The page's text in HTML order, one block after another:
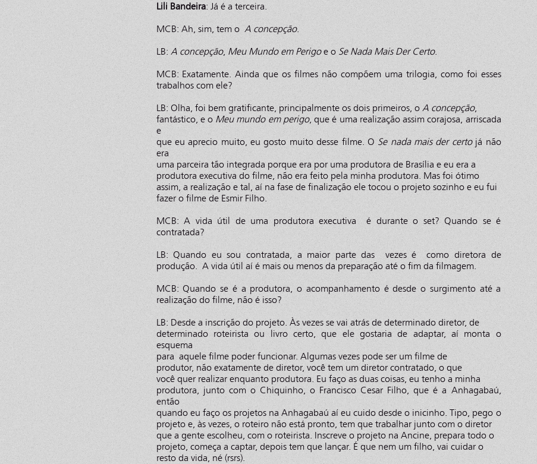
Lili Bandeira: Já é a terceira.
MCB: Ah, sim, tem o A concepção.
LB: A concepção,Meu Mundo em Perigoe o Se Nada Mais Der Certo.
MCB: Exatamente. Ainda que os filmes não compõem uma trilogia, como foi esses
trabalhos com ele?
LB: Olha, foi bem gratificante, principalmente os dois primeiros, o A concepção,
fantástico, e o Meu mundo em perigo, que é uma realização assim corajosa, arriscada
e
que eu aprecio muito, eu gosto muito desse filme. O Se nada mais der certojá não
era
uma parceira tão integrada porque era por uma produtora de Brasília e eu era a
produtora executiva do filme, não era feito pela minha produtora. Mas foi ótimo
assim, a realização e tal, aí na fase de finalização ele tocou o projeto sozinho e eu fui
fazer o filme de Esmir Filho.
MCB: A vida útil de uma produtora executiva é durante o set? Quando se é
contratada?
LB: Quando eu sou contratada, a maior parte das vezes é como diretora de
produção. A vida útil aí é mais ou menos da preparação até o fim da filmagem.
MCB: Quando se é a produtora, o acompanhamento é desde o surgimento até a
realização do filme, não é isso?
LB: Desde a inscrição do projeto. Às vezes se vai atrás de determinado diretor, de
determinado roteirista ou livro certo, que ele gostaria de adaptar, aí monta o
esquema
para aquele filme poder funcionar. Algumas vezes pode ser um filme de
produtor, não exatamente de diretor, você tem um diretor contratado, o que
você quer realizar enquanto produtora. Eu faço as duas coisas, eu tenho a minha
produtora, junto com o Chiquinho, o Francisco Cesar Filho, que é a Anhagabaú,
então
quando eu faço os projetos na Anhagabaú aí eu cuido desde o inicinho. Tipo, pego o
projeto e, às vezes, o roteiro não está pronto, tem que trabalhar junto com o diretor
que a gente escolheu, com o roteirista. Inscreve o projeto na Ancine, prepara todo o
projeto, começa a captar, depois tem que lançar. É que nem um filho, vai cuidar o
resto da vida, né (rsrs).